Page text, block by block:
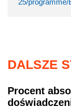
DALSZE
Procent